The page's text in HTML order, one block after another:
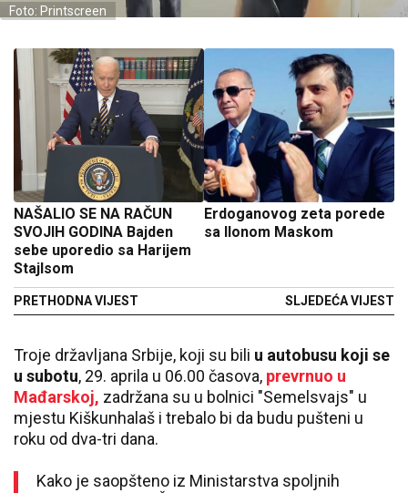
Foto: Printscreen
NAŠALIO SE NA RAČUN
SVOJIH GODINA Bajden
sebe uporedio sa Harijem
Stajlsom
PRETHODNA VIJEST
Erdoganovog zeta porede
sa Ilonom Maskom
SLJEDEĆA VIJEST
Troje državljana Srbije, koji su bili u autobusu koji se
u subotu, 29. aprila u 06.00 časova, prevrnuo u
Mađarskoj, zadržana su u bolnici "Semelsvajs" u
mjestu Kiškunhalaš i trebalo bi da budu pušteni u
roku od dva-tri dana.
Kako je saopšteno iz Ministarstva spoljnih